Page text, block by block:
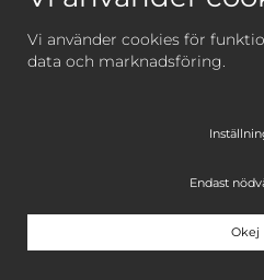
De uppgifter du matar in
Drift & produktion:
Vi använder cookies för
data och marknadsföring.
Endast
Okej